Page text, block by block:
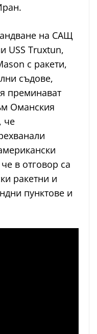
на САЩ
USS Truxtun,
с ракети,
съдове,
преминават
Оманския
че
в отговор са
ракетни и
пунктове и